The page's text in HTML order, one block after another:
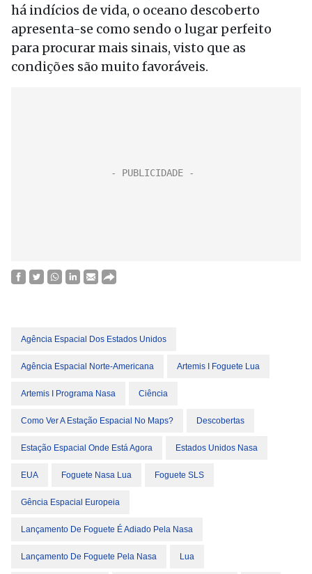
há indícios de vida, o oceano descoberto
apresenta-se como sendo o lugar perfeito
para procurar mais sinais, visto que as
condições são muito favoráveis.
Agência Espacial Dos Estados Unidos
Agência Espacial Norte-Americana Artemis I Foguete Lua
Artemis I Programa Nasa Ciência
Como Ver A Estação Espacial No Maps? Descobertas
Estação Espacial Onde Está Agora Estados Unidos Nasa
EUA Foguete Nasa Lua Foguete SLS
Gência Espacial Europeia
Lançamento De Foguete É Adiado Pela Nasa
Lançamento De Foguete Pela Nasa Lua